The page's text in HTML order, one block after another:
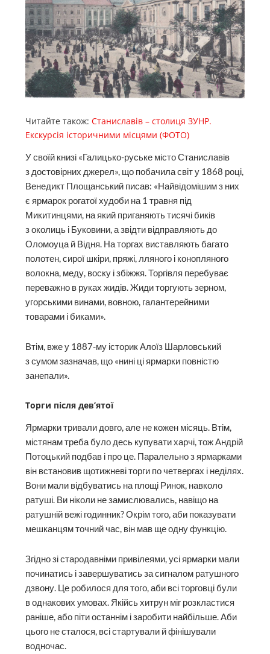
Читайте також:Станиславів – столиця ЗУНР.
Екскурсія історичними місцями (ФОТО)
У своїй книзі «Галицько-руське місто Станиславів
з достовірних джерел», що побачила світ у 1868 році,
Венедикт Площанський писав: «Найвідомішим з них
є ярмарок рогатої худоби на 1 травня під
Микитинцями, на який приганяють тисячі биків
з околиць і Буковини, а звідти відправляють до
Оломоуца й Відня. На торгах виставляють багато
полотен, сирої шкіри, пряжі, лляного і конопляного
волокна, меду, воску і збіжжя. Торгівля перебуває
переважно в руках жидів. Жиди торгують зерном,
угорськими винами, вовною, галантерейними
товарами і биками».
Втім, вже у 1887-му історик Алоїз Шарловський
з сумом зазначав, що «нині ці ярмарки пов­ністю
занепали».
Торги після дев’ятої
Ярмарки тривали довго, але не кожен місяць. Втім,
містянам треба було десь купувати харчі, тож Андрій
Потоцький подбав і про це. Паралельно з ярмарками
він встановив щотижневі торги по четвергах і неділях.
Вони мали відбуватись на площі Ринок, навколо
ратуші. Ви ніколи не замислювались, навіщо на
ратушній вежі годинник? Окрім того, аби показувати
мешканцям точний час, він мав ще одну функцію.
Згідно зі стародавніми привілеями, усі ярмарки мали
починатись і завершуватись за сигналом ратушного
дзвону. Це робилося для того, аби всі торговці були
в однакових умовах. Якійсь хитрун міг розкластися
раніше, або піти останнім і заробити найбільше. Аби
цього не сталося, всі стартували й фінішували
водночас.